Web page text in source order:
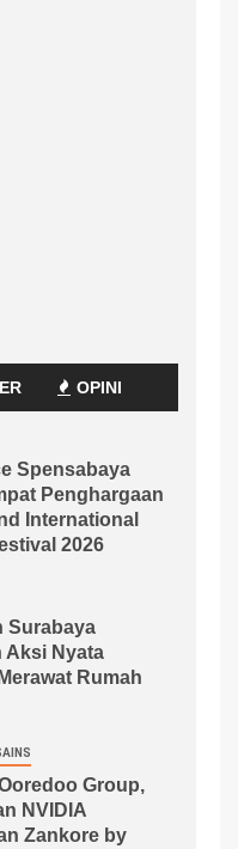
OPINI
Spensabaya
Penghargaan
International
2026
Surabaya
Aksi Nyata
Rumah
Group,
NVIDIA
Zankore by